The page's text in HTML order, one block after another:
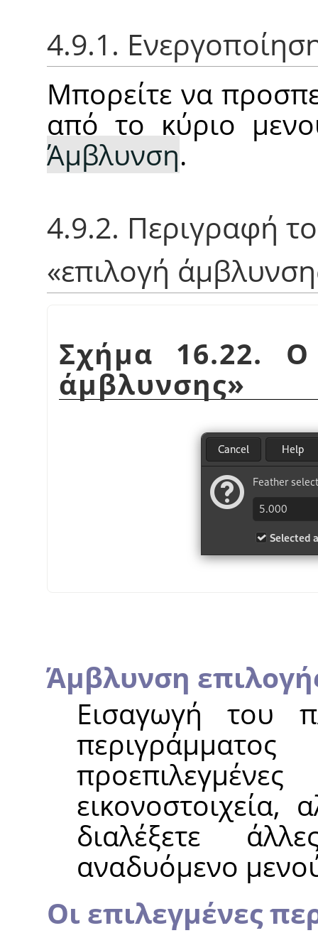
4.9.1.
Μπορείτε να
από το κύριο
Άμβλυνση.
4.9.2. Περιγραφή
«επιλογή
Σχήμα 16.22.
άμβλυνσης»
Άμβλυνση
Εισαγωγή του
εικονοστοιχεία,
διαλέξετε
αναδυόμενο
Οι επιλεγμένες